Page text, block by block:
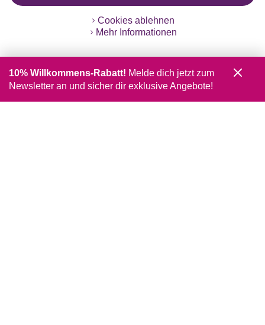
Cookies ablehnen
Mehr Informationen
10% Willkommens-Rabatt! Melde dich jetzt zum
Newsletter an und sicher dir exklusive Angebote!